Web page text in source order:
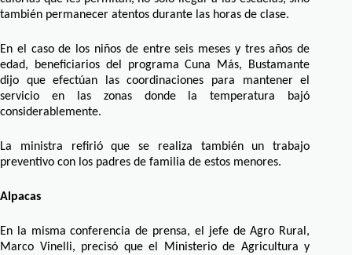
también permanecer atentos durante las horas de clase.
En el caso de los niños de entre seis meses y tres años de
edad, beneficiarios del programa Cuna Más, Bustamante
dijo que efectúan las coordinaciones para mantener el
servicio en las zonas donde la temperatura bajó
considerablemente.
La ministra refirió que se realiza también un trabajo
preventivo con los padres de familia de estos menores.
Alpacas
En la misma conferencia de prensa, el jefe de Agro Rural,
Marco Vinelli, precisó que el Ministerio de Agricultura y